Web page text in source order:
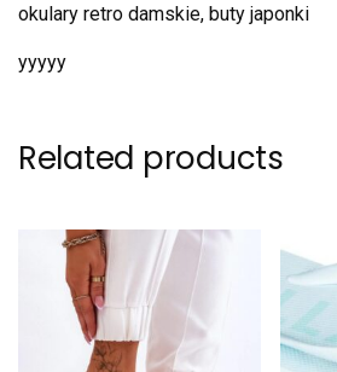
okulary retro damskie, buty japonki
yyyyy
Related products